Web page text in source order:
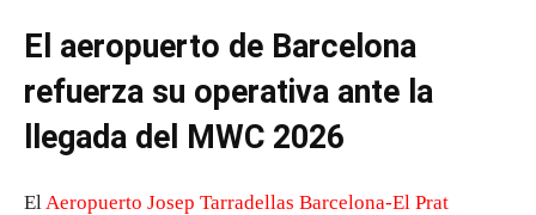
El aeropuerto de Barcelona
refuerza su operativa ante la
llegada del MWC 2026
ElAeropuerto Josep Tarradellas Barcelona-El Prat